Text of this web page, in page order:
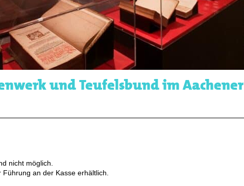
und Teufelsbund im Aachener
nicht möglich.
an der Kasse erhältlich.